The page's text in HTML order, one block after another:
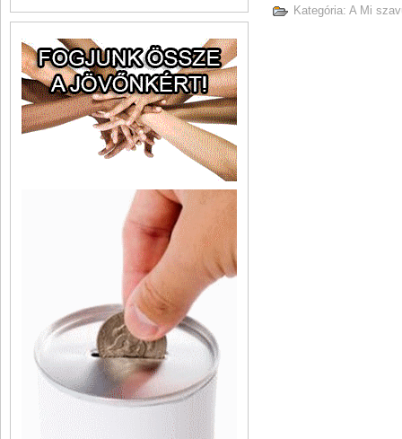
Kategória: A Mi